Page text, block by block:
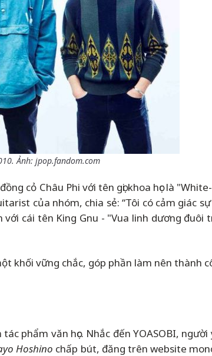
Ảnh: jpop.fandom.com
cỏ Châu Phi với tên gọi khoa học là
của nhóm, chia sẻ: “Tôi có cảm giác
cái tên King Gnu - "Vua linh dương đuôi
khối vững chắc, góp phần làm nên thành
phẩm văn học. Nhắc đến YOASOBI,
Hoshino chấp bút, đăng trên website